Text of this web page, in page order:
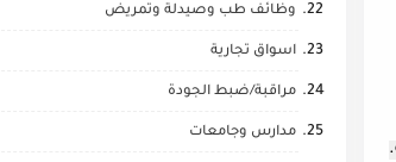
وظائف طب وصيدلة وتمريض
اسواق تجارية
مراقبة/ضبط الجودة
مدارس وجامعات